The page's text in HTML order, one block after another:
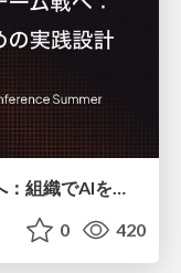
AI駆動開発は個人技からチーム戦へ：組織でAIを使いこなすための実践設計
0 420